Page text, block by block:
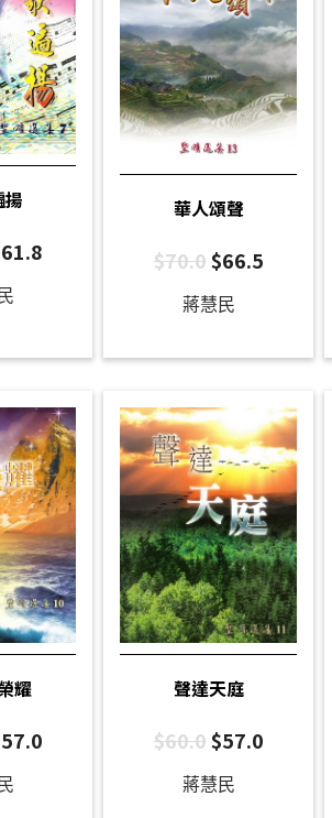
揚
61.8
華人頌聲
$70.0$66.5
蔣慧民
耀
57.0
聲達天庭
$60.0$57.0
蔣慧民